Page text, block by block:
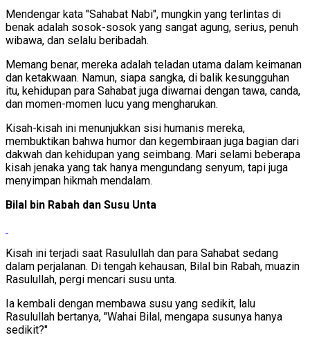
Mendengar kata "Sahabat Nabi", mungkin yang terlintas di
benak adalah sosok-sosok yang sangat agung, serius, penuh
wibawa, dan selalu beribadah.
Memang benar, mereka adalah teladan utama dalam keimanan
dan ketakwaan. Namun, siapa sangka, di balik kesungguhan
itu, kehidupan para Sahabat juga diwarnai dengan tawa, canda,
dan momen-momen lucu yang mengharukan.
Kisah-kisah ini menunjukkan sisi humanis mereka,
membuktikan bahwa humor dan kegembiraan juga bagian dari
dakwah dan kehidupan yang seimbang. Mari selami beberapa
kisah jenaka yang tak hanya mengundang senyum, tapi juga
menyimpan hikmah mendalam.
Bilal bin Rabah dan Susu Unta
Kisah ini terjadi saat Rasulullah dan para Sahabat sedang
dalam perjalanan. Di tengah kehausan, Bilal bin Rabah, muazin
Rasulullah, pergi mencari susu unta.
Ia kembali dengan membawa susu yang sedikit, lalu
Rasulullah bertanya, "Wahai Bilal, mengapa susunya hanya
sedikit?"